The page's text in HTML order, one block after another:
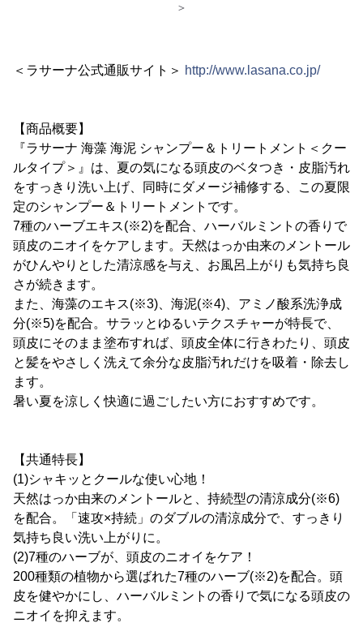
＞
＜ラサーナ公式通販サイト＞ http://www.lasana.co.jp/
【商品概要】
『ラサーナ 海藻 海泥 シャンプー＆トリートメント＜クー
ルタイプ＞』は、夏の気になる頭皮のベタつき・皮脂汚れ
をすっきり洗い上げ、同時にダメージ補修する、この夏限
定のシャンプー＆トリートメントです。
7種のハーブエキス(※2)を配合、ハーバルミントの香りで
頭皮のニオイをケアします。天然はっか由来のメントール
がひんやりとした清涼感を与え、お風呂上がりも気持ち良
さが続きます。
また、海藻のエキス(※3)、海泥(※4)、アミノ酸系洗浄成
分(※5)を配合。サラッとゆるいテクスチャーが特長で、
頭皮にそのまま塗布すれば、頭皮全体に行きわたり、頭皮
と髪をやさしく洗えて余分な皮脂汚れだけを吸着・除去し
ます。
暑い夏を涼しく快適に過ごしたい方におすすめです。
【共通特長】
(1)シャキッとクールな使い心地！
天然はっか由来のメントールと、持続型の清涼成分(※6)
を配合。「速攻×持続」のダブルの清涼成分で、すっきり
気持ち良い洗い上がりに。
(2)7種のハーブが、頭皮のニオイをケア！
200種類の植物から選ばれた7種のハーブ(※2)を配合。頭
皮を健やかにし、ハーバルミントの香りで気になる頭皮の
ニオイを抑えます。